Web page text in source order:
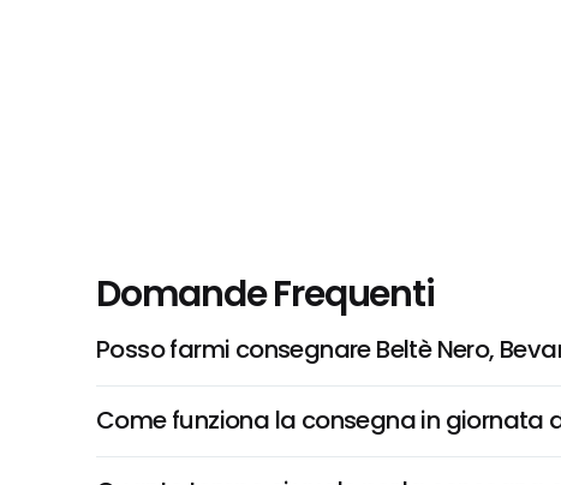
Domande Frequenti
Posso farmi consegnare Beltè Nero,
Come funziona la consegna in giornata